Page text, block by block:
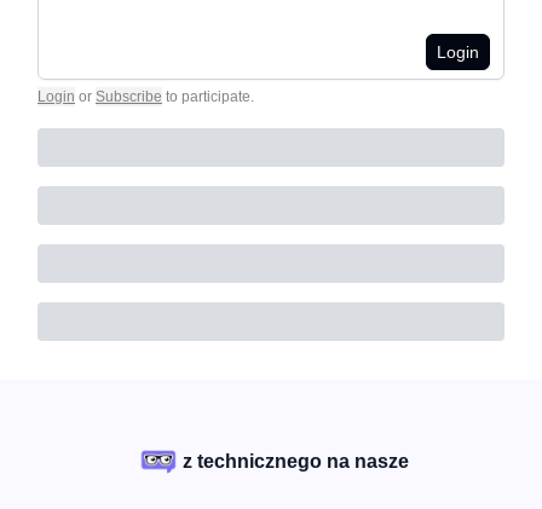
Login
Login or Subscribe to participate.
z technicznego na nasze